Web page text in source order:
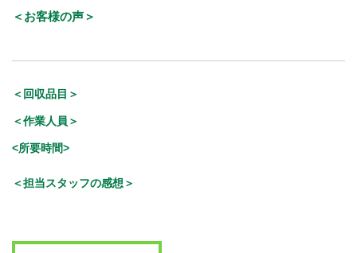
＜お客様の声＞
＜回収品目＞
＜作業人員＞
<所要時間>
＜担当スタッフの感想＞